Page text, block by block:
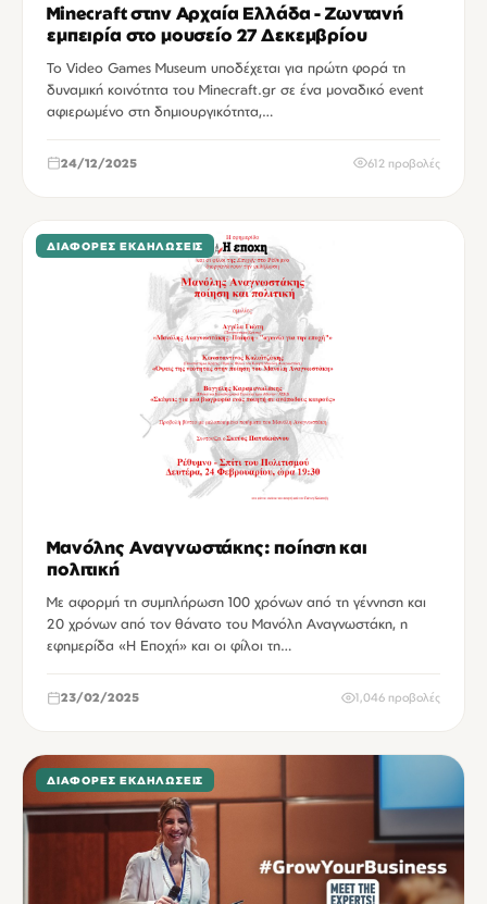
Minecraft στην Αρχαία Ελλάδα - Ζωντανή
εμπειρία στο μουσείο 27 Δεκεμβρίου
To Video Games Museum υποδέχεται για πρώτη φορά τη
δυναμική κοινότητα του Minecraft.gr σε ένα μοναδικό event
αφιερωμένο στη δημιουργικότητα,…
24/12/2025 612 προβολές
ΔΙΆΦΟΡΕΣ ΕΚΔΗΛΏΣΕΙΣ
Μανόλης Αναγνωστάκης: ποίηση και
πολιτική
Με αφορμή τη συμπλήρωση 100 χρόνων από τη γέννηση και
20 χρόνων από τον θάνατο του Μανόλη Αναγνωστάκη, η
εφημερίδα «Η Εποχή» και οι φίλοι τη…
23/02/2025 1,046 προβολές
ΔΙΆΦΟΡΕΣ ΕΚΔΗΛΏΣΕΙΣ